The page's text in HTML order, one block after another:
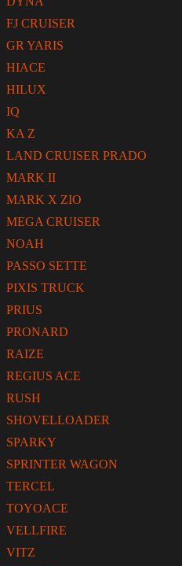
FJ CRUISER
GR YARIS
HIACE
HILUX
IQ
KA Z
LAND CRUISER PRADO
MARK II
MARK X ZIO
MEGA CRUISER
NOAH
PASSO SETTE
PIXIS TRUCK
PRIUS
PRONARD
RAIZE
REGIUS ACE
RUSH
SHOVELLOADER
SPARKY
SPRINTER WAGON
TERCEL
TOYOACE
VELLFIRE
VITZ